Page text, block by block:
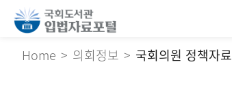
Home 의회정보 국회의원 정책자료